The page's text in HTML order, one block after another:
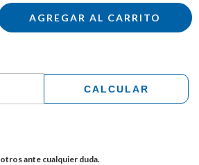
CALCULAR
ante cualquier duda.